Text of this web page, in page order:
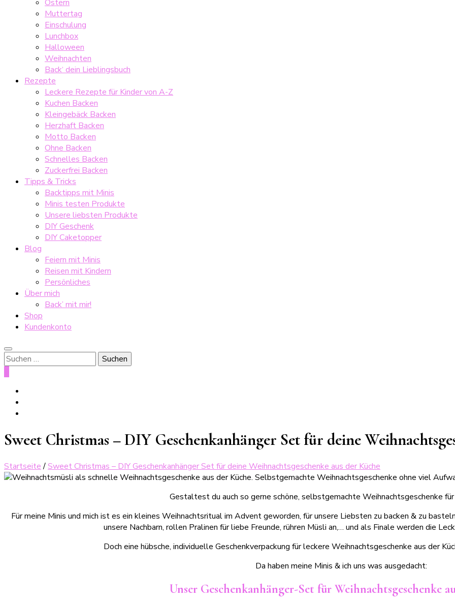
Ostern
Muttertag
Einschulung
Lunchbox
Halloween
Weihnachten
Back‘ dein Lieblingsbuch
Rezepte
Leckere Rezepte für Kinder von A-Z
Kuchen Backen
Kleingebäck Backen
Herzhaft Backen
Motto Backen
Ohne Backen
Schnelles Backen
Zuckerfrei Backen
Tipps & Tricks
Backtipps mit Minis
Minis testen Produkte
Unsere liebsten Produkte
DIY Geschenk
DIY Caketopper
Blog
Feiern mit Minis
Reisen mit Kindern
Persönliches
Über mich
Back’ mit mir!
Shop
Kundenkonto
Suche
nach:
Sweet Christmas – DIY Geschenkanhänger Set für deine
Startseite /Sweet Christmas – DIY Geschenkanhänger Set für deine Weihnachtsgeschenke aus der Küche
Gestaltest du auch so gerne schöne, selbstgemachte Weihnachtsgeschenke
Für meine Minis und mich ist es ein kleines Weihnachtsritual im Advent geworden, für unsere Liebsten zu backen & zu
unsere Nachbarn, rollen Pralinen für liebe Freunde, rühren Müsli an,… und als Finale werden die
Doch eine hübsche, individuelle Geschenkverpackung für leckere Weihnachtsgeschenke aus der
Da haben meine Minis & ich uns was ausgedacht:
Unser Geschenkanhänger-Set für Weihnachtsgeschenke